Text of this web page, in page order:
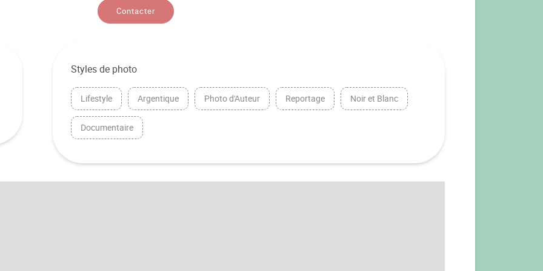
Contacter
Styles de photo
Lifestyle Argentique Photo d'Auteur Reportage Noir et Blanc
Documentaire